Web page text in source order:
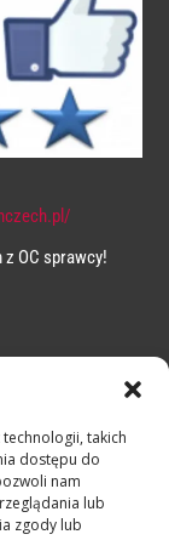
takich
dostępu do
nam
lub
zgody lub
z OC sprawcy!